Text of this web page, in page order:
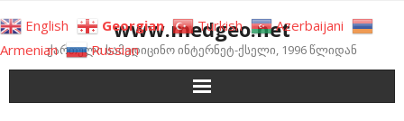
to
content
www.medgeo.net
ქართული სამედიცინო ინტერნეტ-ქსელი, 1996 წლიდან
English Georgian Turkish
Azerbaijani
Armenian
Russian